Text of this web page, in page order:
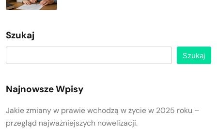
Szukaj
Szukaj
Najnowsze Wpisy
Jakie zmiany w prawie wchodzą w życie w 2025 roku –
przegląd najważniejszych nowelizacji.